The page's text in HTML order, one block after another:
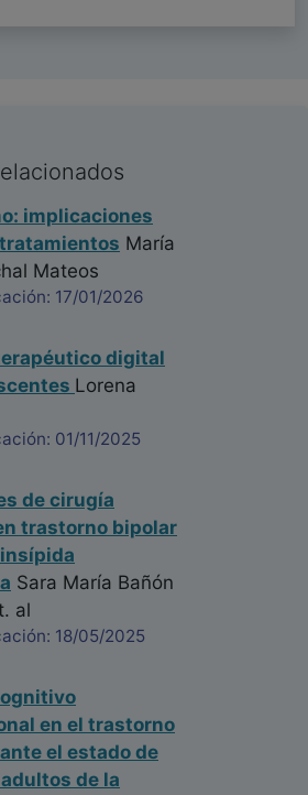
implicaciones
María
Mateos
17/01/2026
digital
Lorena
01/11/2025
de cirugía
trastorno bipolar
Sara María Bañón
al
18/05/2025
en el trastorno
el estado de
de la